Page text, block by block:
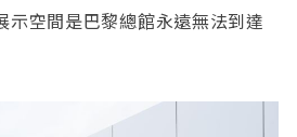
示空間是巴黎總館永遠無法到達